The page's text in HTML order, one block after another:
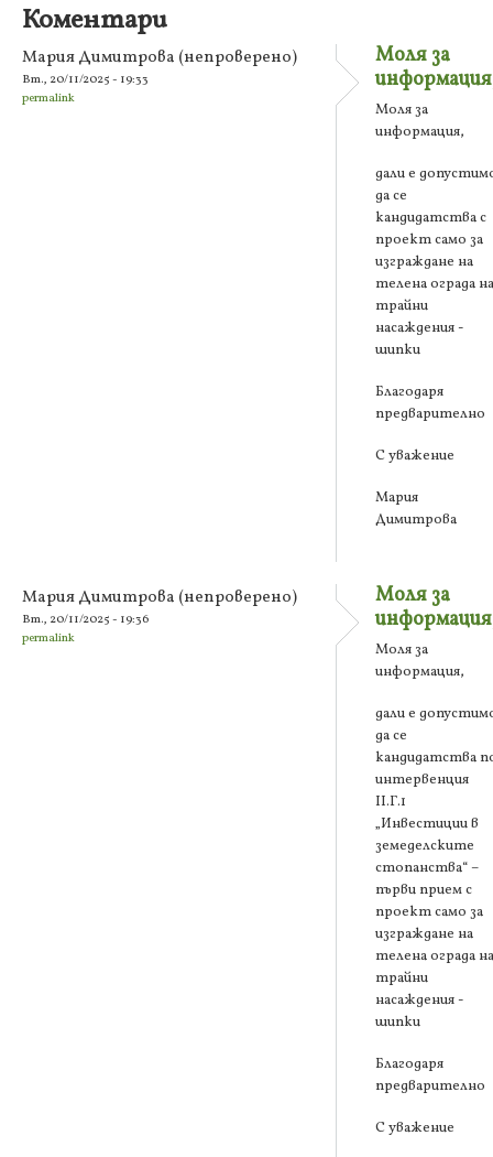
Коментари
Мария Димитрова (непроверено)
Вт., 20/11/2025 - 19:33
permalink
Моля за
Моля за
информация,
дали е
да се
кандидатства с
проект само за
изграждане на
телена ограда на
трайни
насаждения -
шипки
Благодаря
предварително
С уважение
Мария
Димитрова
Мария Димитрова (непроверено)
Вт., 20/11/2025 - 19:36
permalink
Моля за
Моля за
информация,
дали е
да се
кандидатства
интервенция
ІІ.Г.1
„Инвестиции в
земеделските
стопанства“ –
първи прием с
проект само за
изграждане на
телена ограда на
трайни
насаждения -
шипки
Благодаря
предварително
С уважение